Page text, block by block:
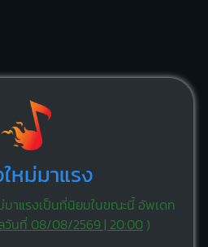
หม่มาแรง
าแรงเป็นที่นิยมในขณะนี้ อัพเดท
วันที่ 08/08/2569 | 20:00)